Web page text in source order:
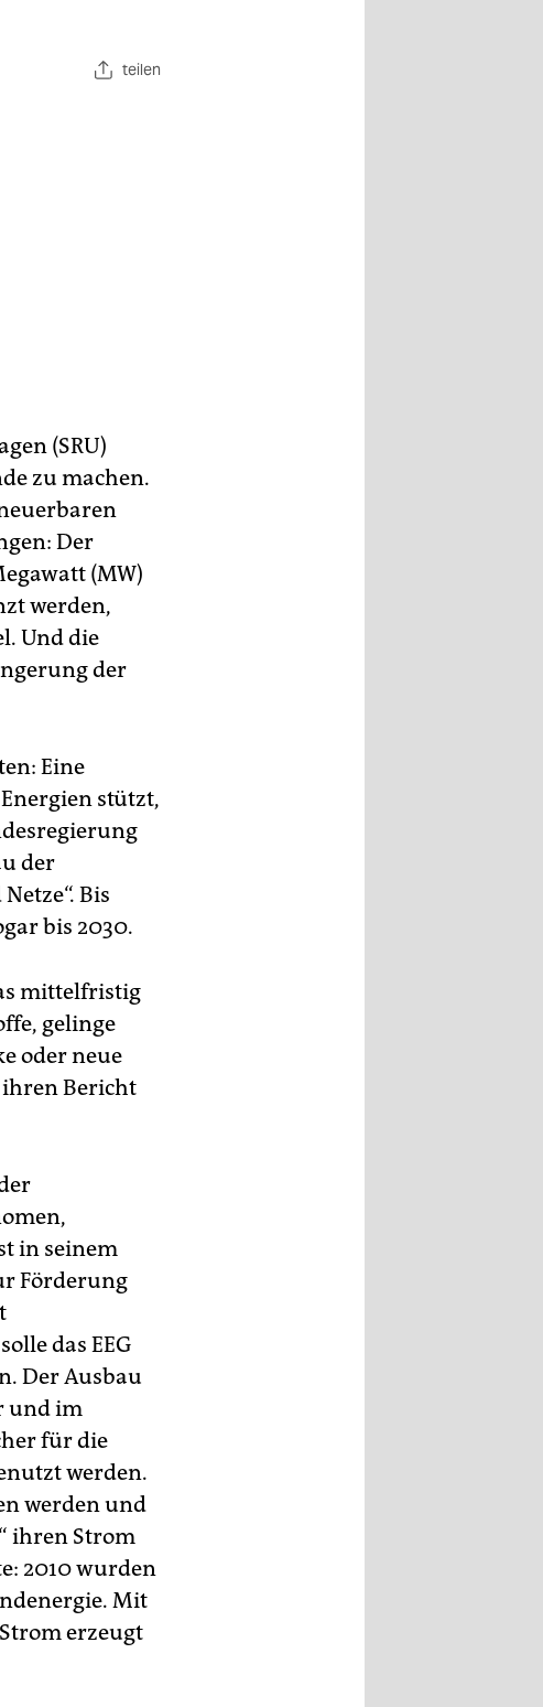
teilen
(SRU)
zu machen.
Der
(MW)
werden,
Und die
der
Eine
stützt,
der
Bis
bis 2030.
mittelfristig
gelinge
oder neue
ihren Bericht
in seinem
Förderung
das EEG
Der Ausbau
und im
für die
werden.
werden und
ihren Strom
2010 wurden
Mit
erzeugt